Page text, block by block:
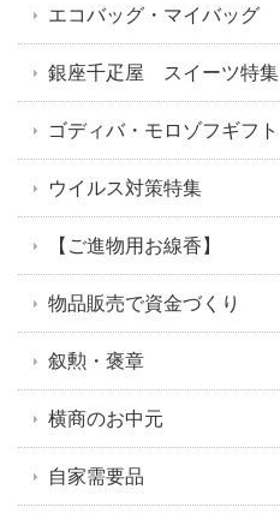
エコバッグ・マイバッグ
銀座千疋屋 スイーツ特集
ゴディバ・モロゾフギフト
ウイルス対策特集
【ご進物用お線香】
物品販売で資金づくり
叙勲・褒章
横商のお中元
自家需要品